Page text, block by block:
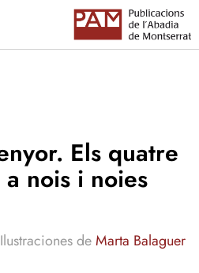
Els quatre
nois i noies
Ilustraciones deMarta Balaguer